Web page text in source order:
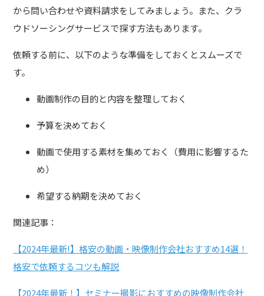
から問い合わせや資料請求をしてみましょう。また、クラ
ウドソーシングサービスで探す方法もあります。
依頼する前に、以下のような準備をしておくとスムーズで
す。
動画制作の目的と内容を整理しておく
予算を決めておく
動画で使用する素材を集めておく（費用に影響するた
め）
希望する納期を決めておく
関連記事：
【2024年最新!】格安の動画・映像制作会社おすすめ14選！
格安で依頼するコツも解説
【2024年最新！】セミナー撮影におすすめの映像制作会社